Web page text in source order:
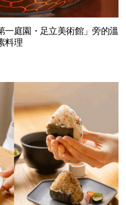
一庭園・足立美術館」旁的溫
料理